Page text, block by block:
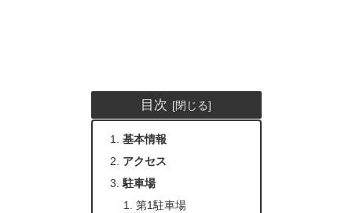
目次
基本情報
アクセス
駐車場
第1駐車場